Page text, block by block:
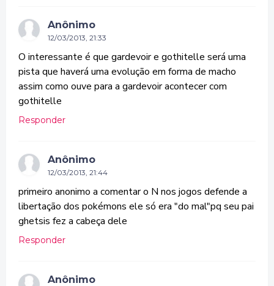
Anônimo
12/03/2013, 21:33
O interessante é que gardevoir e gothitelle será uma
pista que haverá uma evolução em forma de macho
assim como ouve para a gardevoir acontecer com
gothitelle
Responder
Anônimo
12/03/2013, 21:44
primeiro anonimo a comentar o N nos jogos defende a
libertação dos pokémons ele só era "do mal"pq seu pai
ghetsis fez a cabeça dele
Responder
Anônimo